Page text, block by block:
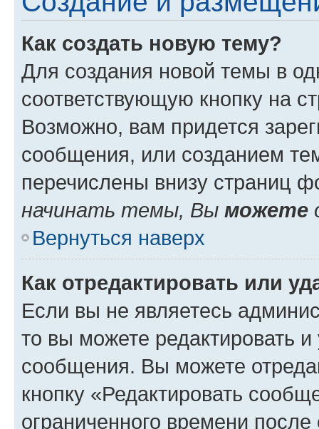
Как создать новую тему?
Для создания новой темы в
соответствующую кнопку на
Возможно, вам придется
сообщения, или созданием
перечислены внизу страниц
начинать темы, Вы можете
Вернуться наверх
Как отредактировать или
Если вы не являетесь
то вы можете редактировать
сообщения. Вы можете
кнопку «Редактировать
ограниченного времени